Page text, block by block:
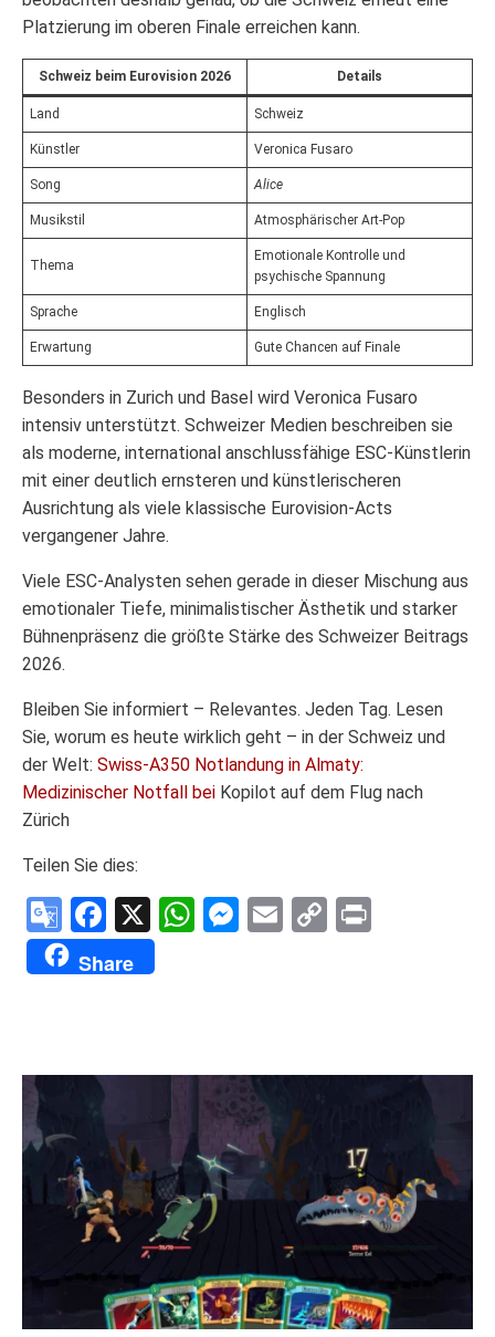
Platzierung im oberen Finale erreichen kann.
Schweiz beim Eurovision 2026 Details
Land Schweiz
Künstler Veronica Fusaro
Song Alice
Musikstil Atmosphärischer Art-Pop
Thema
Emotionale Kontrolle und
psychische Spannung
Sprache Englisch
Erwartung Gute Chancen auf Finale
Besonders in Zurich und Basel wird Veronica Fusaro
intensiv unterstützt. Schweizer Medien beschreiben sie
als moderne, international anschlussfähige ESC-Künstlerin
mit einer deutlich ernsteren und künstlerischeren
Ausrichtung als viele klassische Eurovision-Acts
vergangener Jahre.
Viele ESC-Analysten sehen gerade in dieser Mischung aus
emotionaler Tiefe, minimalistischer Ästhetik und starker
Bühnenpräsenz die größte Stärke des Schweizer Beitrags
2026.
Bleiben Sie informiert – Relevantes. Jeden Tag. Lesen
Sie, worum es heute wirklich geht – in der Schweiz und
der Welt: Swiss-A350 Notlandung in Almaty:
Medizinischer Notfall bei Kopilot auf dem Flug nach
Zürich
Teilen Sie dies:
Google
Translate
Facebook
X WhatsApp
Messenger
Email
Copy
Share